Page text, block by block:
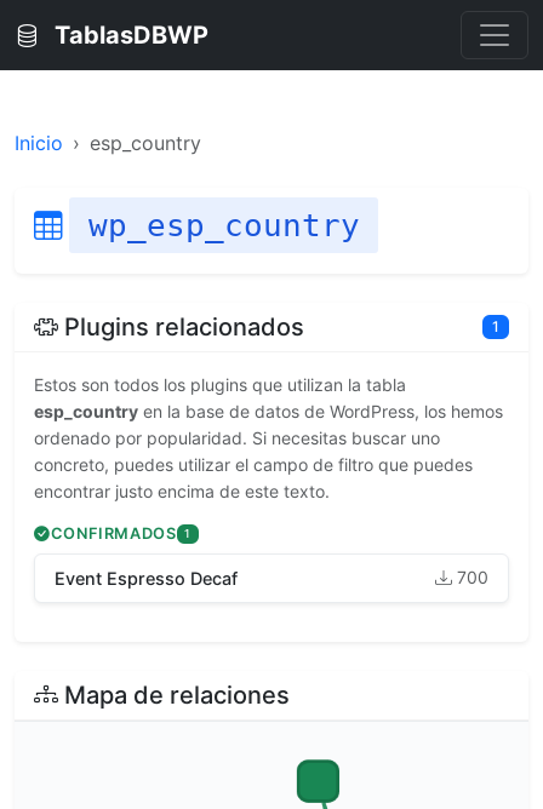
TablasDBWP
Inicio esp_country
wp_esp_country
Plugins relacionados 1
Estos son todos los plugins que utilizan la tabla
esp_country en la base de datos de WordPress, los hemos
ordenado por popularidad. Si necesitas buscar uno
concreto, puedes utilizar el campo de filtro que puedes
encontrar justo encima de este texto.
CONFIRMADOS 1
Event Espresso Decaf 700
Mapa de relaciones